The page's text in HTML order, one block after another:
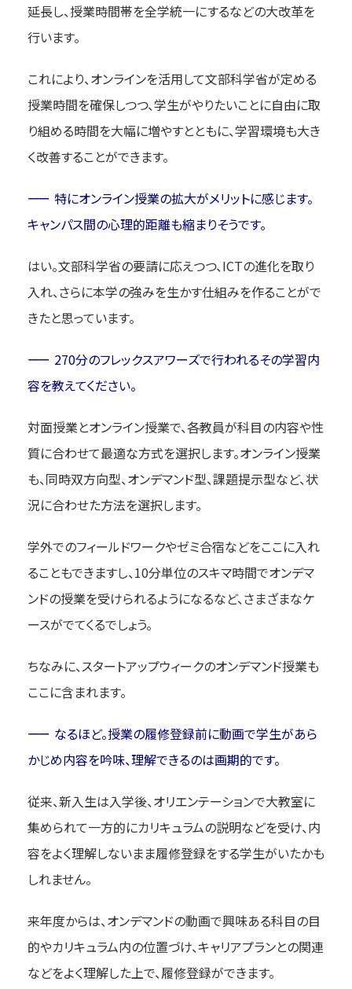
延長し、授業時間帯を全学統一にするなどの大改革を
行います。
これにより、オンラインを活用して文部科学省が定める
授業時間を確保しつつ、学生がやりたいことに自由に取
り組める時間を大幅に増やすとともに、学習環境も大き
く改善することができます。
特にオンライン授業の拡大がメリットに感じます。
キャンパス間の心理的距離も縮まりそうです。
はい。文部科学省の要請に応えつつ、ICTの進化を取り
入れ、さらに本学の強みを生かす仕組みを作ることがで
きたと思っています。
270分のフレックスアワーズで行われるその学習内
容を教えてください。
対面授業とオンライン授業で、各教員が科目の内容や性
質に合わせて最適な方式を選択します。オンライン授業
も、同時双方向型、オンデマンド型、課題提示型など、状
況に合わせた方法を選択します。
学外でのフィールドワークやゼミ合宿などをここに入れ
ることもできますし、10分単位のスキマ時間でオンデマ
ンドの授業を受けられるようになるなど、さまざまなケ
ースがでてくるでしょう。
ちなみに、スタートアップウィークのオンデマンド授業も
ここに含まれます。
なるほど。授業の履修登録前に動画で学生があら
かじめ内容を吟味、理解できるのは画期的です。
従来、新入生は入学後、オリエンテーションで大教室に
集められて一方的にカリキュラムの説明などを受け、内
容をよく理解しないまま履修登録をする学生がいたかも
しれません。
来年度からは、オンデマンドの動画で興味ある科目の目
的やカリキュラム内の位置づけ、キャリアプランとの関連
などをよく理解した上で、履修登録ができます。